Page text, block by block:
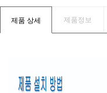
제품 상세 제품정보